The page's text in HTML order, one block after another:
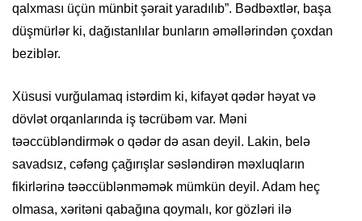
qalxması üçün münbit şərait yaradılıb”. Bədbəxtlər, başa
düşmürlər ki, dağıstanlılar bunların əməllərindən çoxdan
beziblər.
Xüsusi vurğulamaq istərdim ki, kifayət qədər həyat və
dövlət orqanlarında iş təcrübəm var. Məni
təəccübləndirmək o qədər də asan deyil. Lakin, belə
savadsız, cəfəng çağırışlar səsləndirən məxluqların
fikirlərinə təəccüblənməmək mümkün deyil. Adam heç
olmasa, xəritəni qabağına qoymalı, kor gözləri ilə